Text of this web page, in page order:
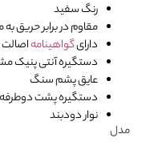
رنگ سفید
مقاوم در برابر حریق به مدت
دارایگواهینامهاصالت
دستگیره آنتی پنیک
عایق پشم سنگ
دستگیره پشت دوطرفه
نوار دودبند
مدل